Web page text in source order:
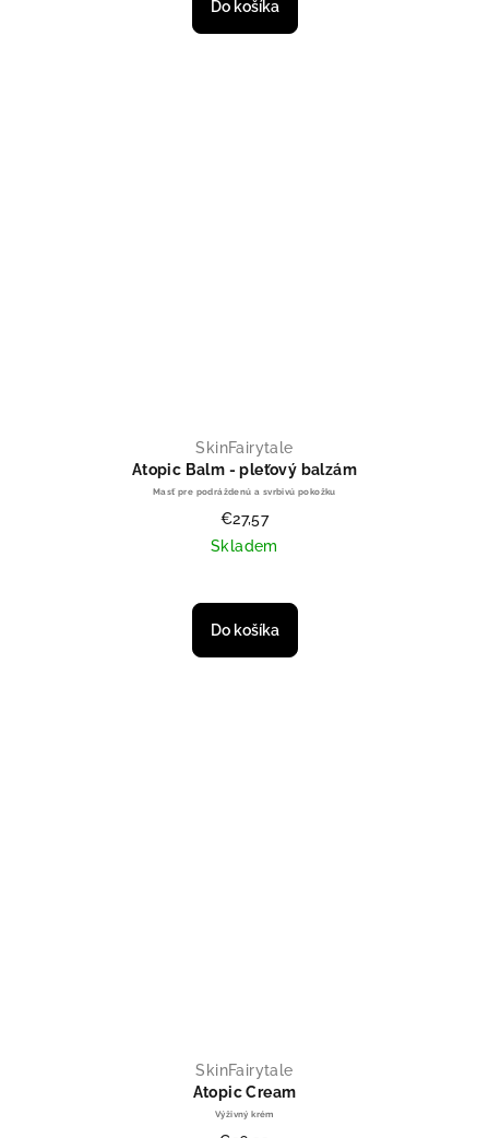
Do košíka
SkinFairytale
Atopic Balm - pleťový balzám
Masť pre podráždenú a svrbivú pokožku
€27,57
Skladem
Do košíka
SkinFairytale
Atopic Cream
Výživný krém